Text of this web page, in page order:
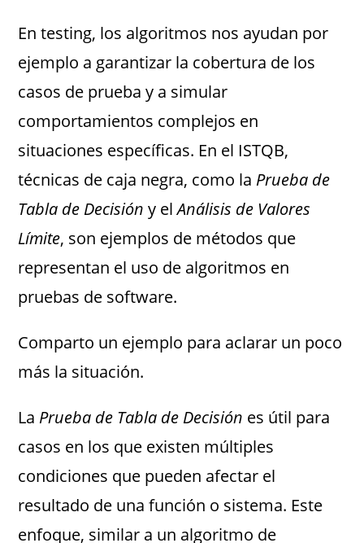
En testing, los algoritmos nos ayudan por
ejemplo a garantizar la cobertura de los
casos de prueba y a simular
comportamientos complejos en
situaciones específicas. En el ISTQB,
técnicas de caja negra, como la Prueba de
Tabla de Decisión y elAnálisis de Valores
Límite, son ejemplos de métodos que
representan el uso de algoritmos en
pruebas de software.
Comparto un ejemplo para aclarar un poco
más la situación.
La Prueba de Tabla de Decisión es útil para
casos en los que existen múltiples
condiciones que pueden afectar el
resultado de una función o sistema. Este
enfoque, similar a un algoritmo de